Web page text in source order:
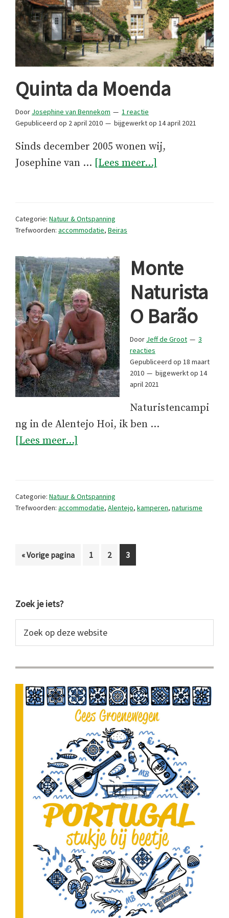
Quinta da Moenda
Door Josephine van Bennekom
1 reactie
Gepubliceerd op 2 april 2010 bijgewerkt op 14 april 2021
Sinds december 2005 wonen wij,
Josephine van … [Lees meer...]
Categorie: Natuur & Ontspanning
Trefwoorden: accommodatie, Beiras
Monte
Naturista
O Barão
Door Jeff de Groot
3
reacties
Gepubliceerd op 18 maart
2010
bijgewerkt op 14
april 2021
Naturistencampi
ng in de Alentejo Hoi, ik ben …
[Lees meer...]
Categorie: Natuur & Ontspanning
Trefwoorden: accommodatie, Alentejo, kamperen, naturisme
«Ga
Vorige pagina Pagina
1 Pagina
2 Pagina
3
Primaire
Sidebar
Zoek je iets?
op
website